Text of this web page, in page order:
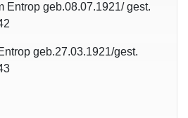
Entrop geb.08.07.1921/ gest.
geb.27.03.1921/gest.